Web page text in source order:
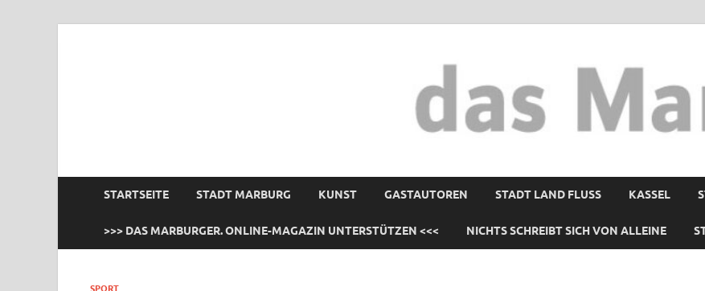
STARTSEITE STADT MARBURG KUNST GASTAUTOREN STADT LAND FLUSS KASSEL
>>> DAS MARBURGER. ONLINE-MAGAZIN UNTERSTÜTZEN <<< NICHTS SCHREIBT SICH VON ALLEINE
SPORT